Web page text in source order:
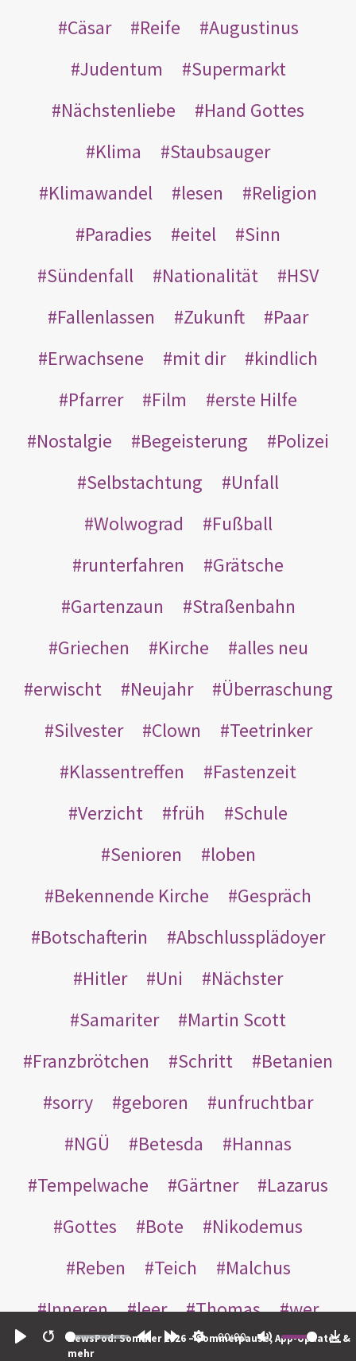
Restart
00:00
NewsPod: Sommer 2026 – Sommerpause, App-Updates &
mehr
Cäsar
Reife
Augustinus
Judentum
Supermarkt
Nächstenliebe
Hand Gottes
Klima
Staubsauger
Klimawandel
lesen
Religion
Paradies
eitel
Sinn
Sündenfall
Nationalität
HSV
Fallenlassen
Zukunft
Paar
Erwachsene
mit dir
kindlich
Pfarrer
Film
erste Hilfe
Nostalgie
Begeisterung
Polizei
Selbstachtung
Unfall
Wolwograd
Fußball
runterfahren
Grätsche
Gartenzaun
Straßenbahn
Griechen
Kirche
alles neu
erwischt
Neujahr
Überraschung
Silvester
Clown
Teetrinker
Klassentreffen
Fastenzeit
Verzicht
früh
Schule
Senioren
loben
Bekennende Kirche
Gespräch
Botschafterin
Abschlussplädoyer
Hitler
Uni
Nächster
Samariter
Martin Scott
Franzbrötchen
Schritt
Betanien
sorry
geboren
unfruchtbar
NGÜ
Betesda
Hannas
Tempelwache
Gärtner
Lazarus
Gottes
Bote
Nikodemus
Reben
Teich
Malchus
Inneren
leer Thomas
wer
einander
nachts weggeworfen